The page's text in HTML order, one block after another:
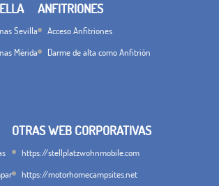
Sevilla
Mérida
ANFITRIONES
Acceso Anfitriones
Darme de alta como Anfitrión
OTRAS WEB CORPORATIVAS
https://stellplatzwohnmobile.com
https://motorhomecampsites.net